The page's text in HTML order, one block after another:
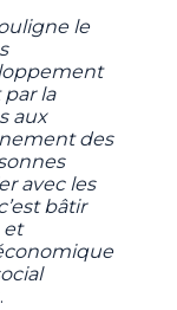
le
la
aux
des
avec les
bâtir
et